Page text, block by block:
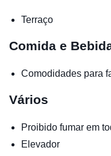
Terraço
Comida e
Comodidades para
Vários
Proibido fumar em
Elevador